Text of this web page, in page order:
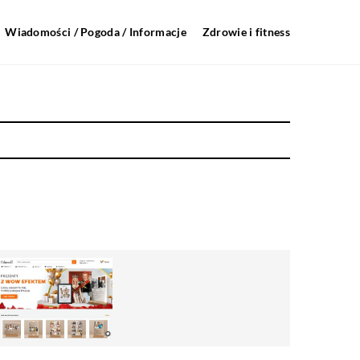
Wiadomości / Pogoda / Informacje Zdrowie i fitness